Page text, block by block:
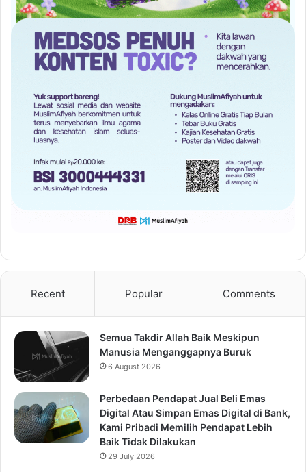
Recent Popular Comments
Semua Takdir Allah Baik Meskipun
Manusia Menganggapnya Buruk
6 August 2026
Perbedaan Pendapat Jual Beli Emas
Digital Atau Simpan Emas Digital di Bank,
Kami Pribadi Memilih Pendapat Lebih
Baik Tidak Dilakukan
29 July 2026